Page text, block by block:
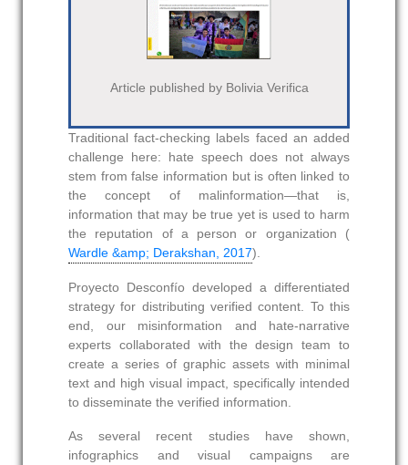
Article published by Bolivia Verifica
Traditional fact-checking labels faced an added
challenge here: hate speech does not always
stem from false information but is often linked to
the concept of malinformation—that is,
information that may be true yet is used to harm
the reputation of a person or organization (
Wardle &amp; Derakshan, 2017).
Proyecto Desconfío developed a differentiated
strategy for distributing verified content. To this
end, our misinformation and hate-narrative
experts collaborated with the design team to
create a series of graphic assets with minimal
text and high visual impact, specifically intended
to disseminate the verified information.
As several recent studies have shown,
infographics and visual campaigns are